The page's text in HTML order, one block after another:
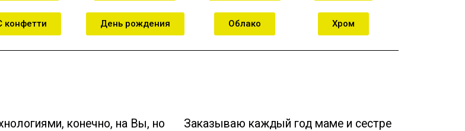
конфетти День рождения Облако Хром
конечно, на Вы, но
Заказываю каждый год маме и сестре